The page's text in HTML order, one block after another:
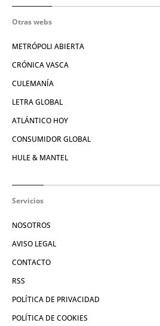
Otras webs
METRÓPOLI ABIERTA
CRÓNICA VASCA
CULEMANÍA
LETRA GLOBAL
ATLÁNTICO HOY
CONSUMIDOR GLOBAL
HULE & MANTEL
Servicios
NOSOTROS
AVISO LEGAL
CONTACTO
RSS
POLÍTICA DE PRIVACIDAD
POLÍTICA DE COOKIES